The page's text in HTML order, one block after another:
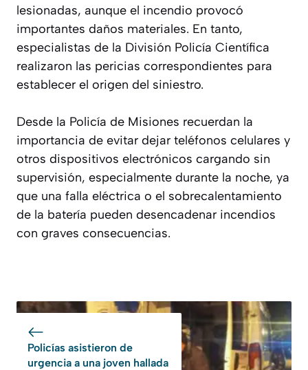
lesionadas, aunque el incendio provocó
importantes daños materiales. En tanto,
especialistas de la División Policía Científica
realizaron las pericias correspondientes para
establecer el origen del siniestro.
Desde la Policía de Misiones recuerdan la
importancia de evitar dejar teléfonos celulares y
otros dispositivos electrónicos cargando sin
supervisión, especialmente durante la noche, ya
que una falla eléctrica o el sobrecalentamiento
de la batería pueden desencadenar incendios
con graves consecuencias.
Policías asistieron de
urgencia a una joven hallada